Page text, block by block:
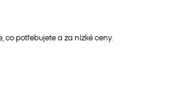
co potřebujete a za nízké ceny.